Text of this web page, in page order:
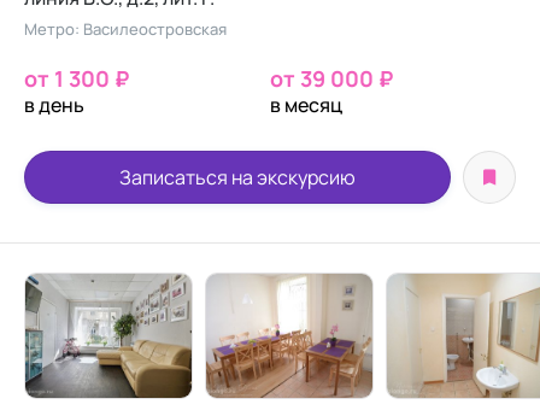
Метро: Василеостровская
от 1 300 ₽
в день
от 39 000 ₽
в месяц
Записаться на экскурсию